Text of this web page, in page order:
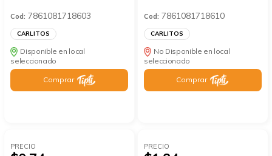
Cod: 7861081718603
CARLITOS
Disponible en local
seleccionado
Comprar
Cod: 7861081718610
CARLITOS
No Disponible en local
seleccionado
Comprar
PRECIO PRECIO